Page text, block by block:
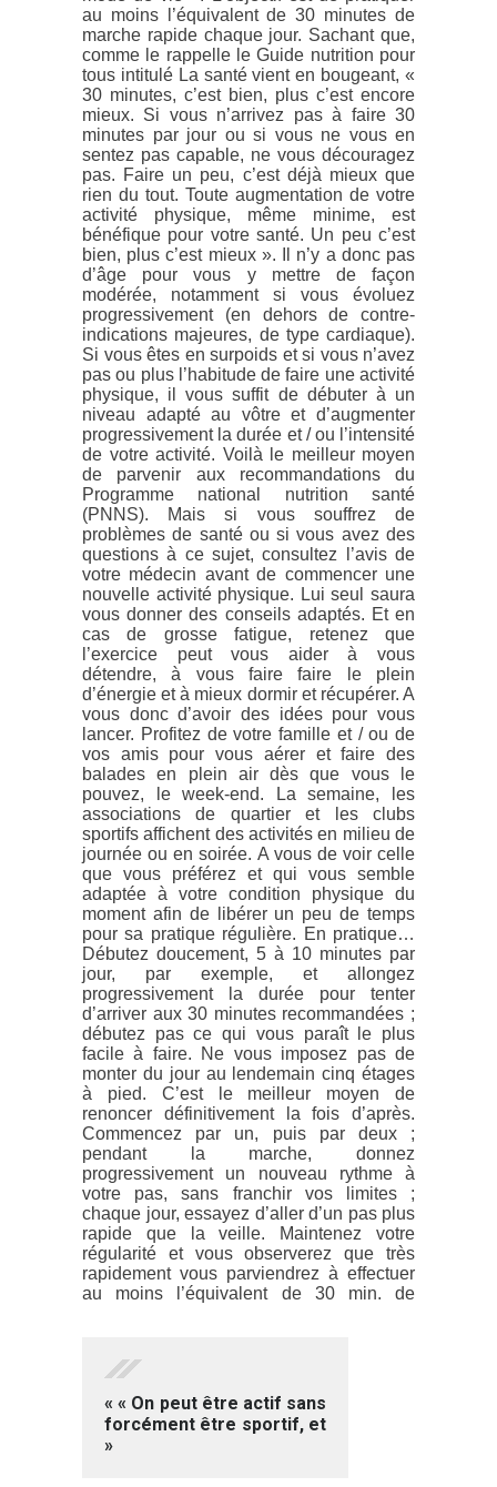
au moins l’équivalent de 30 minutes de
marche rapide chaque jour. Sachant que,
comme le rappelle le Guide nutrition pour
tous intitulé La santé vient en bougeant, «
30 minutes, c’est bien, plus c’est encore
mieux. Si vous n’arrivez pas à faire 30
minutes par jour ou si vous ne vous en
sentez pas capable, ne vous découragez
pas. Faire un peu, c’est déjà mieux que
rien du tout. Toute augmentation de votre
activité physique, même minime, est
bénéfique pour votre santé. Un peu c’est
bien, plus c’est mieux ». Il n’y a donc pas
d’âge pour vous y mettre de façon
modérée, notamment si vous évoluez
progressivement (en dehors de contre-
indications majeures, de type cardiaque).
Si vous êtes en surpoids et si vous n’avez
pas ou plus l’habitude de faire une activité
physique, il vous suffit de débuter à un
niveau adapté au vôtre et d’augmenter
progressivement la durée et / ou l’intensité
de votre activité. Voilà le meilleur moyen
de parvenir aux recommandations du
Programme national nutrition santé
(PNNS). Mais si vous souffrez de
problèmes de santé ou si vous avez des
questions à ce sujet, consultez l’avis de
votre médecin avant de commencer une
nouvelle activité physique. Lui seul saura
vous donner des conseils adaptés. Et en
cas de grosse fatigue, retenez que
l’exercice peut vous aider à vous
détendre, à vous faire faire le plein
d’énergie et à mieux dormir et récupérer. A
vous donc d’avoir des idées pour vous
lancer. Profitez de votre famille et / ou de
vos amis pour vous aérer et faire des
balades en plein air dès que vous le
pouvez, le week-end. La semaine, les
associations de quartier et les clubs
sportifs affichent des activités en milieu de
journée ou en soirée. A vous de voir celle
que vous préférez et qui vous semble
adaptée à votre condition physique du
moment afin de libérer un peu de temps
pour sa pratique régulière. En pratique…
Débutez doucement, 5 à 10 minutes par
jour, par exemple, et allongez
progressivement la durée pour tenter
d’arriver aux 30 minutes recommandées ;
débutez pas ce qui vous paraît le plus
facile à faire. Ne vous imposez pas de
monter du jour au lendemain cinq étages
à pied. C’est le meilleur moyen de
renoncer définitivement la fois d’après.
Commencez par un, puis par deux ;
pendant la marche, donnez
progressivement un nouveau rythme à
votre pas, sans franchir vos limites ;
chaque jour, essayez d’aller d’un pas plus
rapide que la veille. Maintenez votre
régularité et vous observerez que très
rapidement vous parviendrez à effectuer
au moins l’équivalent de 30 min.
« « On peut être actif sans
forcément être sportif, et
»
de